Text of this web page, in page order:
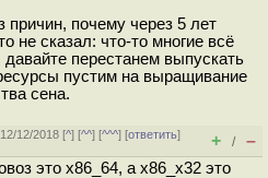
причин, почему через 5 лет
не сказал: что-то многие всё
перестанем выпускать
пустим на выращивание
сена.
12/2018 [^] [^^] [^^^] [ответить]
+ / –
это x86_64, а x86_x32 это